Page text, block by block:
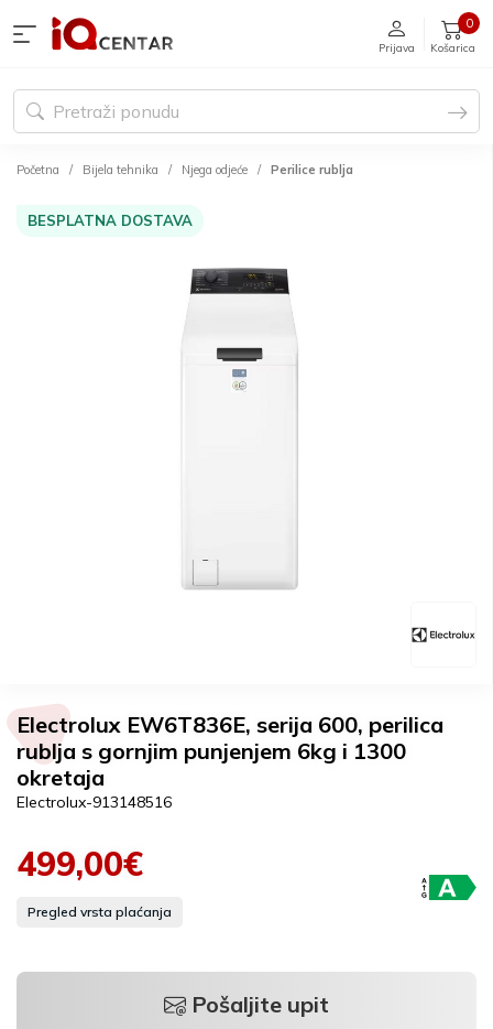
Prijava Košarica
0
Početna Bijela tehnika Njega odjeće Perilice rublja
BESPLATNA DOSTAVA
Electrolux EW6T836E, serija 600, perilica
rublja s gornjim punjenjem 6kg i 1300
okretaja
Electrolux-913148516
499,00€
Pregled vrsta plaćanja
Pošaljite upit